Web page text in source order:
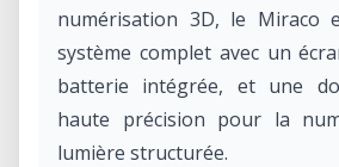
numérisation 3D, le Miraco
système complet avec un
batterie intégrée, et une
haute précision pour la
lumière structurée.